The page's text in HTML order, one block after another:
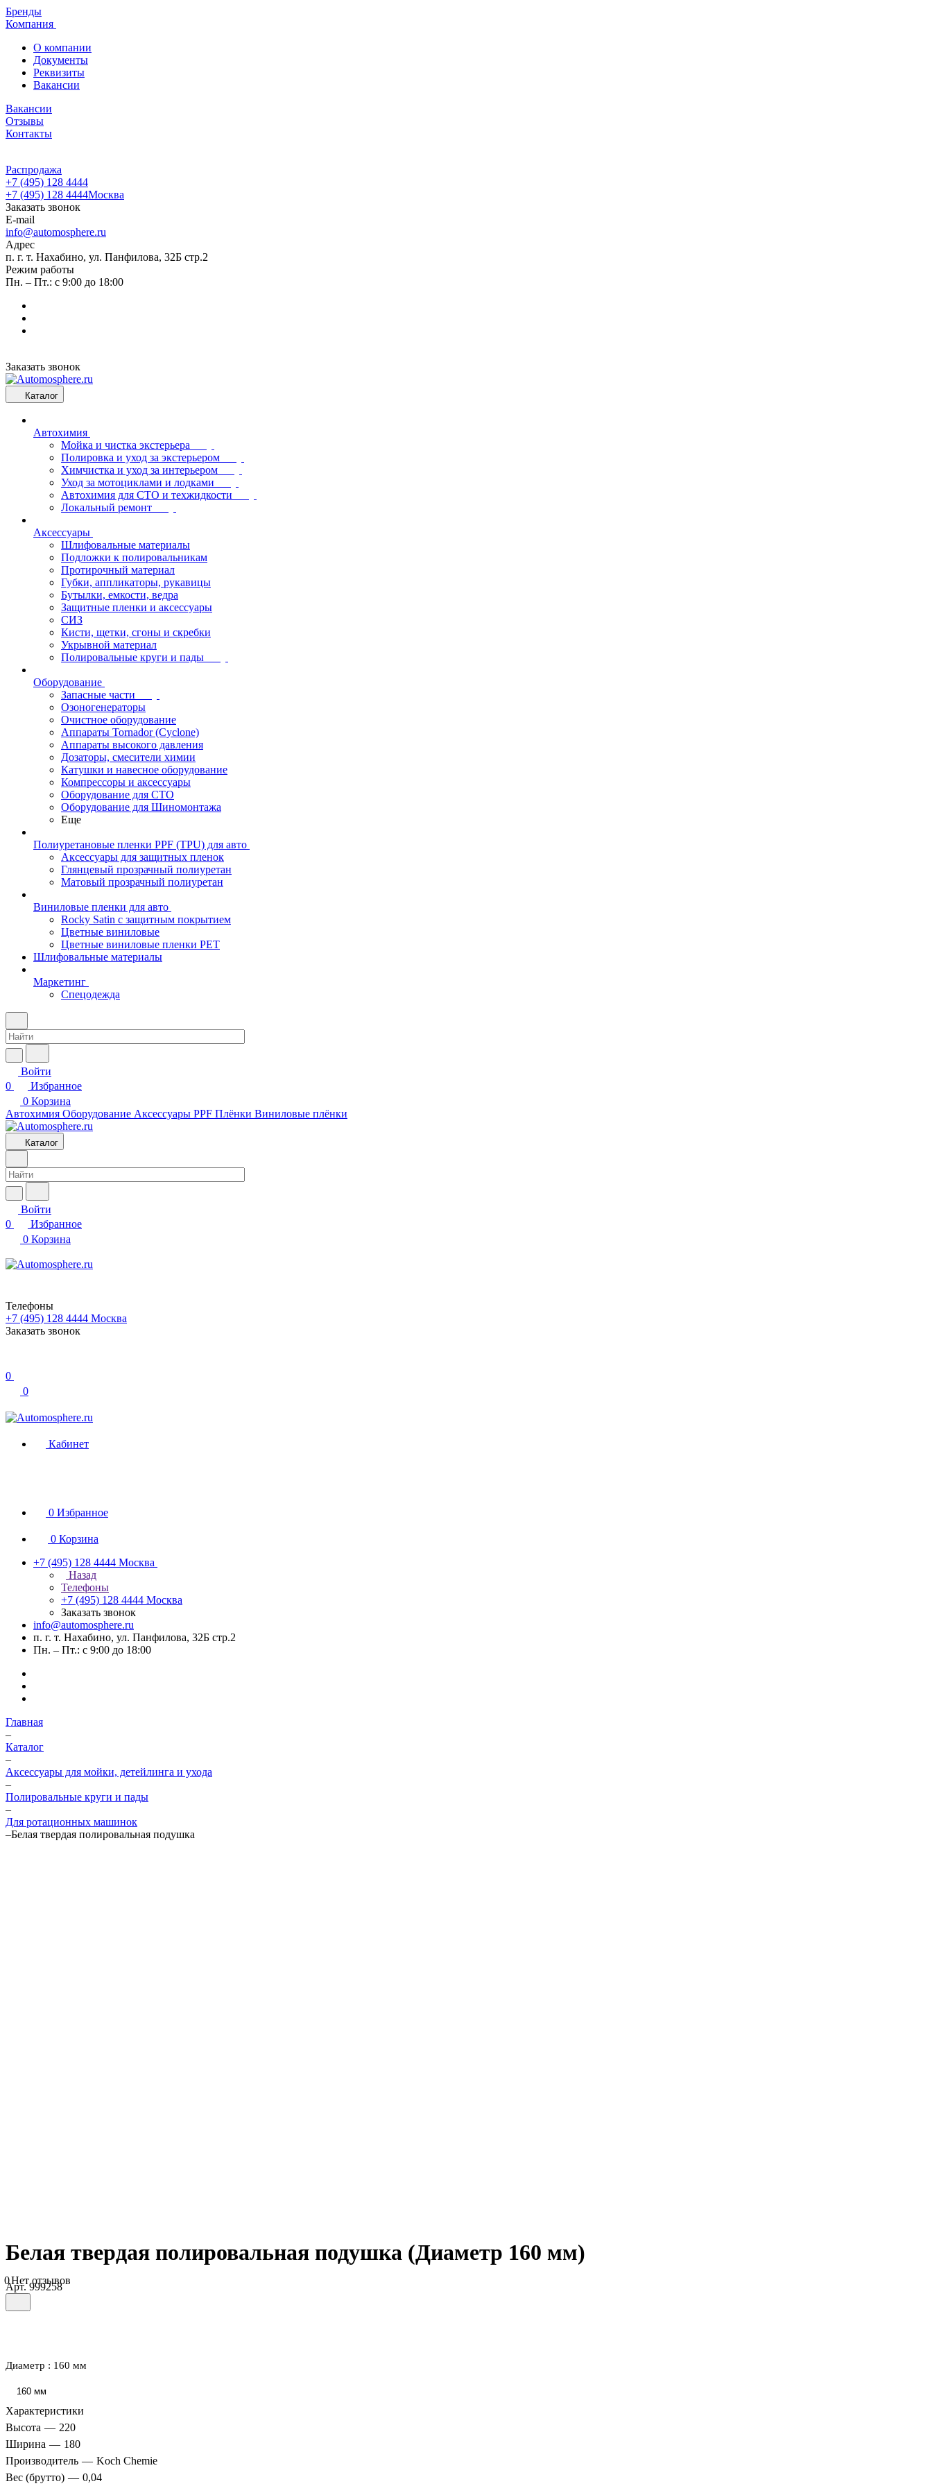
Бренды
Компания
О компании
Документы
Реквизиты
Вакансии
Вакансии
Отзывы
Контакты
Распродажа
+7 (495) 128 4444
+7 (495) 128 4444Москва
Заказать звонок
E-mail
info@automosphere.ru
Адрес
п. г. т. Нахабино, ул. Панфилова, 32Б стр.2
Режим работы
Пн. – Пт.: с 9:00 до 18:00
Заказать звонок
Каталог
Автохимия
Мойка и чистка экстерьера
Полировка и уход за экстерьером
Химчистка и уход за интерьером
Уход за мотоциклами и лодками
Автохимия для СТО и техжидкости
Локальный ремонт
Аксессуары
Шлифовальные материалы
Подложки к полировальникам
Протирочный материал
Губки, аппликаторы, рукавицы
Бутылки, емкости, ведра
Защитные пленки и аксессуары
СИЗ
Кисти, щетки, сгоны и скребки
Укрывной материал
Полировальные круги и пады
Оборудование
Запасные части
Озоногенераторы
Очистное оборудование
Аппараты Tornador (Cyclone)
Аппараты высокого давления
Дозаторы, смесители химии
Катушки и навесное оборудование
Компрессоры и аксессуары
Оборудование для СТО
Оборудование для Шиномонтажа
Еще
Полиуретановые пленки PPF (TPU) для авто
Аксессуары для защитных пленок
Глянцевый прозрачный полиуретан
Матовый прозрачный полиуретан
Виниловые пленки для авто
Rocky Satin с защитным покрытием
Цветные виниловые
Цветные виниловые пленки PET
Шлифовальные материалы
Маркетинг
Спецодежда
Войти
0
Избранное
0 Корзина
Автохимия Оборудование Аксессуары PPF Плёнки Виниловые плёнки
Каталог
Войти
0
Избранное
0 Корзина
Телефоны
+7 (495) 128 4444 Москва
Заказать звонок
0
0
Кабинет
0 Избранное
0 Корзина
+7 (495) 128 4444 Москва
Назад
Телефоны
+7 (495) 128 4444 Москва
Заказать звонок
info@automosphere.ru
п. г. т. Нахабино, ул. Панфилова, 32Б стр.2
Пн. – Пт.: с 9:00 до 18:00
Главная
–
Каталог
–
Аксессуары для мойки, детейлинга и ухода
–
Полировальные круги и пады
–
Для ротационных машинок
–Белая твердая полировальная подушка
Белая твердая полировальная подушка (Диаметр 160 мм)
0Нет отзывов
Арт.999258
Диаметр : 160 мм
160 мм
Характеристики
Высота — 220
Ширина — 180
Производитель — Koch Chemie
Вес (брутто) — 0,04